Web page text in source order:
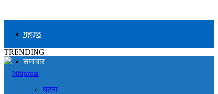
गृहपृष्ठ
समाचार
घटना
TRENDING